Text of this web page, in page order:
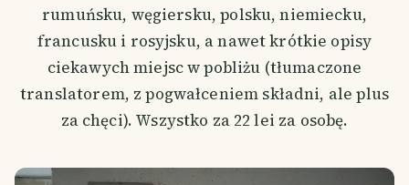
rumuńsku, węgiersku, polsku, niemiecku,
francusku i rosyjsku, a nawet krótkie opisy
ciekawych miejsc w pobliżu (tłumaczone
translatorem, z pogwałceniem składni, ale plus
za chęci). Wszystko za 22 lei za osobę.